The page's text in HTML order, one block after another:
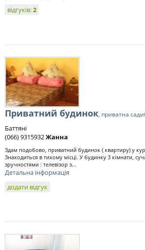
відгуків:2
Приватний будинок, приватна
Баттяні
(066) 9315932Жанна
Здам подобово, приватний будинок ( квартиру) у
Знаходиться в тихому місці. У будинку 3 кімнати,
зручностями : телевізор з...
Детальна інформація
додати відгук